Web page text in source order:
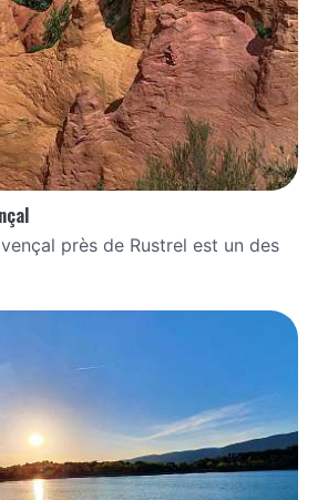
près de Rustrel est un des